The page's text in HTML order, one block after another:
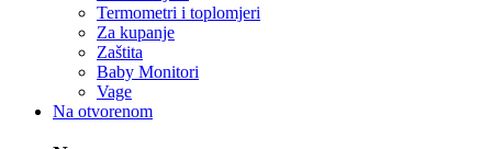
Termometri i toplomjeri
Za kupanje
Zaštita
Baby Monitori
Vage
Na otvorenom